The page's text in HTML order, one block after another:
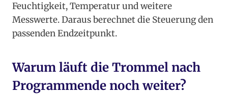
Feuchtigkeit, Temperatur und weitere
Messwerte. Daraus berechnet die Steuerung den
passenden Endzeitpunkt.
Warum läuft die Trommel nach
Programmende noch weiter?